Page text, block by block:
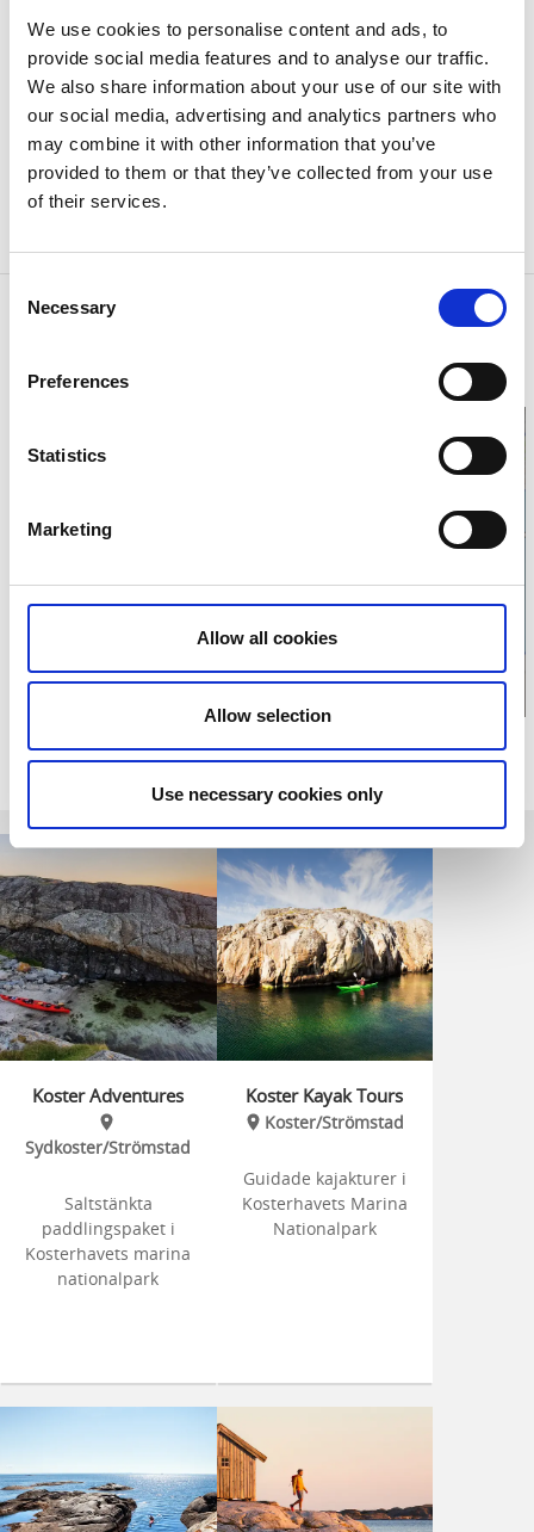
We use cookies to personalise content and ads, to
provide social media features and to analyse our traffic.
We also share information about your use of our site with
our social media, advertising and analytics partners who
may combine it with other information that you’ve
provided to them or that they’ve collected from your use
of their services.
Selection
Necessary
Preferences
Statistics
Marketing
Allow all cookies
Allow selection
Use necessary cookies only
Ladda nernationalparksfolder om båtliv med
information och karta
OBS! Tänk på att det finns flera naturreservat i
anslutning till nationalparken.
I naturreservaten kan andra regler gälla för besökare.
Läs mer omnaturreservat
Kontaktinformation
Strömstad
Telefon:0
karta
Relaterade sidor
Koster Adventures
Sydkoster/Strömstad
Saltstänkta
paddlingspaket i
Kosterhavets marina
nationalpark
Koster Kayak Tours
Koster/Strömstad
Guidade kajakturer i
Kosterhavets Marina
Nationalpark